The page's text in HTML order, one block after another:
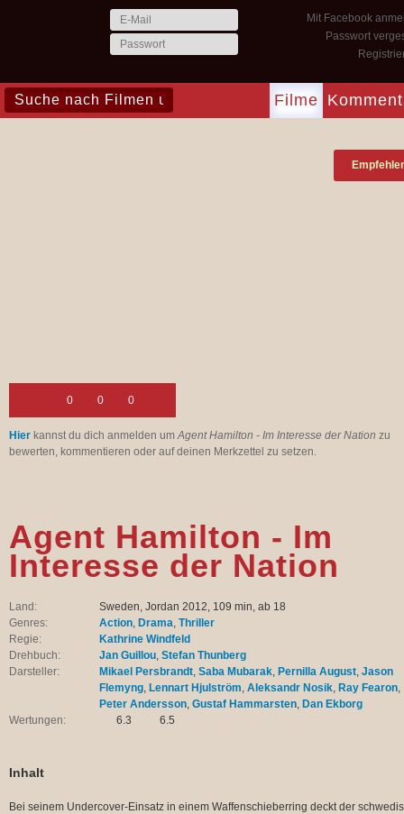
Mit Facebook
Passwort
Filme
0 0 0
Hier kannst du dich anmelden umAgent Hamilton - Im Interesse der Nation zu
bewerten, kommentieren oder auf deinen Merkzettel zu setzen.
Agent Hamilton - Im
Interesse der Nation
Land:
Sweden, Jordan 2012, 109 min, ab 18
Genres:
Action, Drama, Thriller
Regie:
Kathrine Windfeld
Drehbuch:
Jan Guillou, Stefan Thunberg
Darsteller:
Mikael Persbrandt, Saba Mubarak, Pernilla August, Jason
Flemyng, Lennart Hjulström, Aleksandr Nosik, Ray Fearon,
Peter Andersson, Gustaf Hammarsten, Dan Ekborg
Wertungen:
6.3 6.5
Inhalt
Bei seinem Undercover-Einsatz in einem Waffenschieberring deckt der